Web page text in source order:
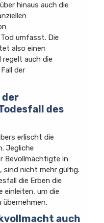
hinaus auch die
umfasst. Die
also einen
auch die
der
der
des
erlischt die
Jegliche
Bevollmächtigte in
sind nicht mehr gültig.
die Erben die
um die
übernehmen.
auch